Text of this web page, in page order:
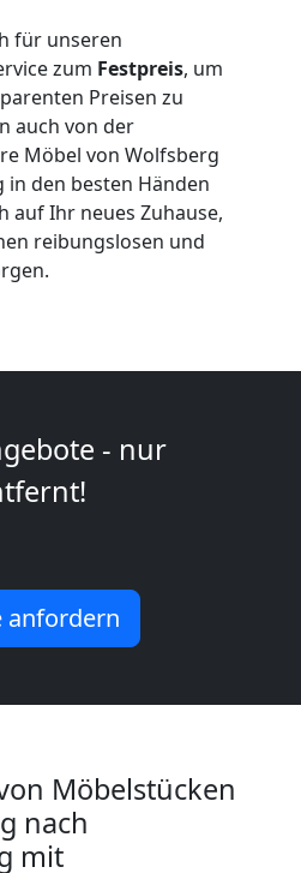
für unseren
zum Festpreis, um
Preisen zu
auch von der
Möbel von Wolfsberg
in den besten Händen
auf Ihr neues Zuhause,
reibungslosen und
- nur
anfordern
Möbelstücken
nach
mit